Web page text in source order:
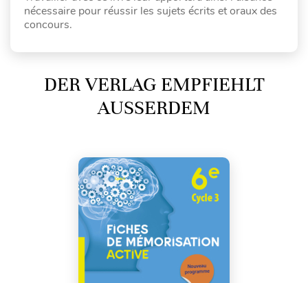
nécessaire pour réussir les sujets écrits et oraux des
concours.
DER VERLAG EMPFIEHLT
AUSSERDEM